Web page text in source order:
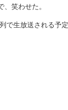
笑わせた。
で生放送される予